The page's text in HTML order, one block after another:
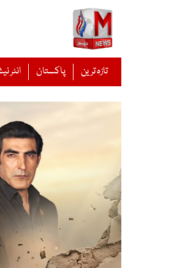
تازہ ترین پاکستان انٹر